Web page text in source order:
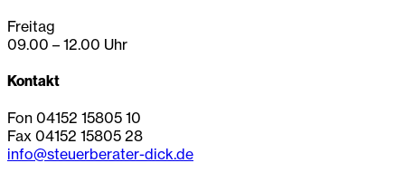
Freitag
09.00 – 12.00 Uhr
Kontakt
Fon 04152 15805 10
Fax 04152 15805 28
info@steuerberater-dick.de